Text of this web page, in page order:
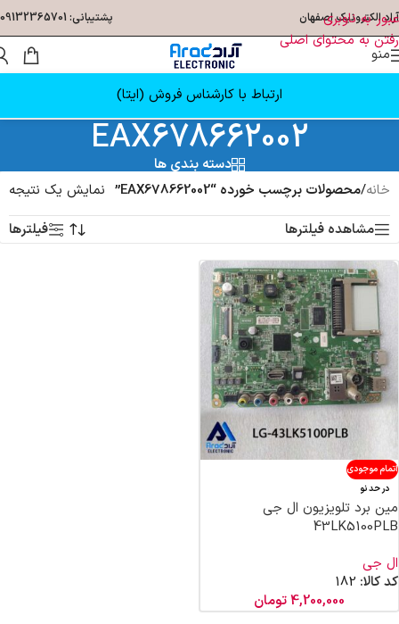
عبور به ناوبری
رفتن به محتوای اصلی
آراد الکترونیک اصفهان پشتیبانی: 09132365701
منو
ارتباط با کارشناس فروش (ایتا)
EAX678662002
دسته بندی ها
خانه/محصولات برچسب خورده “EAX678662002”
نمایش یک نتیجه
مشاهده فیلترها
فیلترها
اتمام موجودی
در حد نو
مین برد تلویزیون ال جی
43LK5100PLB
ال جی
کد کالا: 182
4,200,000تومان